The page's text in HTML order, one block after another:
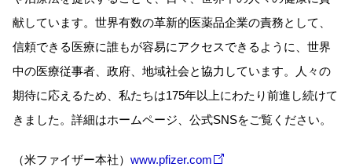
献しています。世界有数の革新的医薬品企業の責務として、
信頼できる医療に誰もが容易にアクセスできるように、世界
中の医療従事者、政府、地域社会と協力しています。人々の
期待に応えるため、私たちは175年以上にわたり前進し続けて
きました。詳細はホームページ、公式SNSをご覧ください。
（米ファイザー本社） www.pfizer.com